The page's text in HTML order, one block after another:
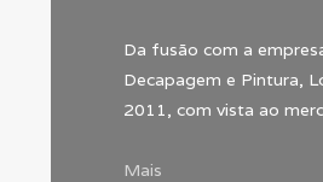
Da fusão com a
Decapagem e Pintura,
2011, com vista ao
Mais